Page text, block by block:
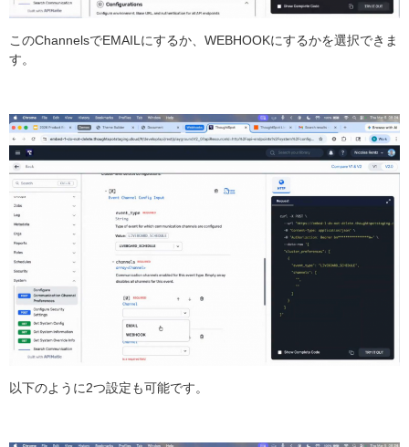
このChannelsでEMAILにするか、WEBHOOKにするかを選択できま
す。
以下のように2つ設定も可能です。